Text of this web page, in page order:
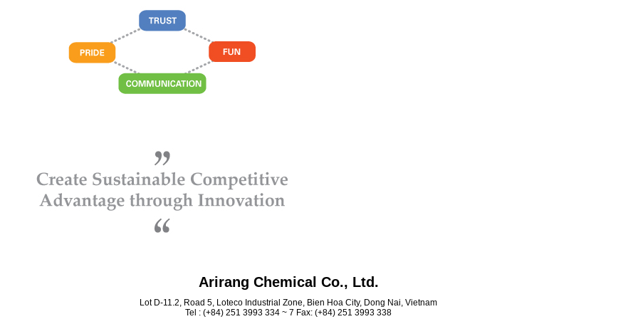
Arirang Chemical Co., Ltd.
Lot D-11.2, Road 5, Loteco Industrial Zone, Bien Hoa City, Dong Nai, Vietnam
Tel : (+84) 251 3993 334 ~ 7 Fax: (+84) 251 3993 338